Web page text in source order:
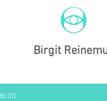
Birgit
BLOG